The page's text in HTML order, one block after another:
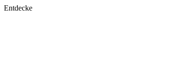
Entdecke